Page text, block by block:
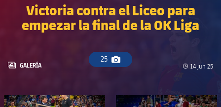
PLUSICON
MÁS
Femenino
plusicon
más
Barça Atlètic
plusicon
más
Victoria contra el Liceo para
empezar la final de la OK Liga
25
Icono de cámara
LABEL.ARIA.GALLERY
GALERÍA Fecha de
14 jun 25
FC Barcelona club badge FC Barcelona club badge